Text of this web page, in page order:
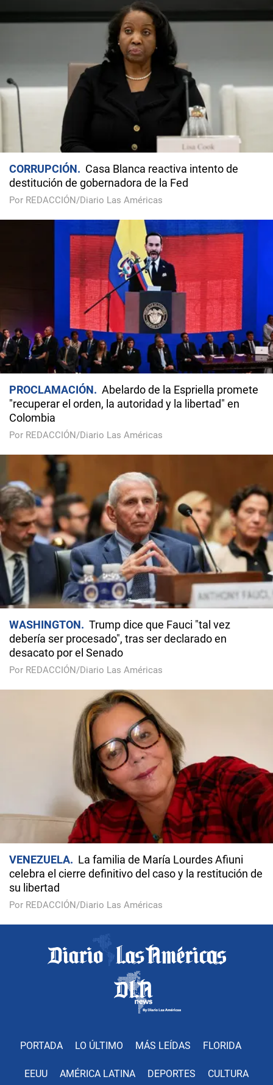
CORRUPCIÓN
Casa Blanca reactiva intento de
destitución de gobernadora de la Fed
Por REDACCIÓN/Diario Las Américas
PROCLAMACIÓN
Abelardo de la Espriella promete
"recuperar el orden, la autoridad y la libertad" en
Colombia
Por REDACCIÓN/Diario Las Américas
WASHINGTON
Trump dice que Fauci "tal vez
debería ser procesado", tras ser declarado en
desacato por el Senado
Por REDACCIÓN/Diario Las Américas
VENEZUELA
La familia de María Lourdes Afiuni
celebra el cierre definitivo del caso y la restitución de
su libertad
Por REDACCIÓN/Diario Las Américas
PORTADA LO ÚLTIMO MÁS LEÍDAS FLORIDA
EEUU AMÉRICA LATINA DEPORTES CULTURA